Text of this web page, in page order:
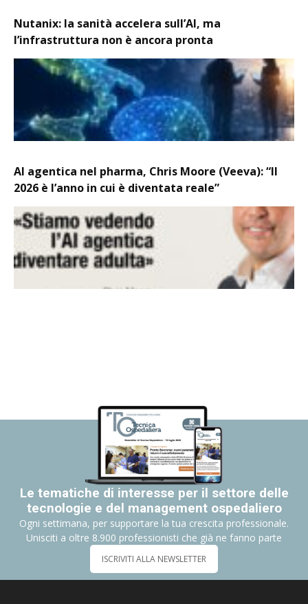
Nutanix: la sanità accelera sull’AI, ma
l’infrastruttura non è ancora pronta
AI agentica nel pharma, Chris Moore (Veeva): “Il
2026 è l’anno in cui è diventata reale”
Le tematiche di interesse per il settore delle
tecnologie e del management ospedaliero
Ogni settimana, per supportare la tua crescita professionale.
Unisciti a oltre 8.900 professionisti che già ne fanno parte
ISCRIVITI ALLA NEWSLETTER